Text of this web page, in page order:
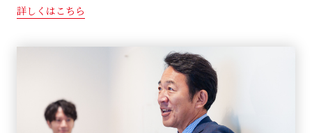
詳しくはこちら